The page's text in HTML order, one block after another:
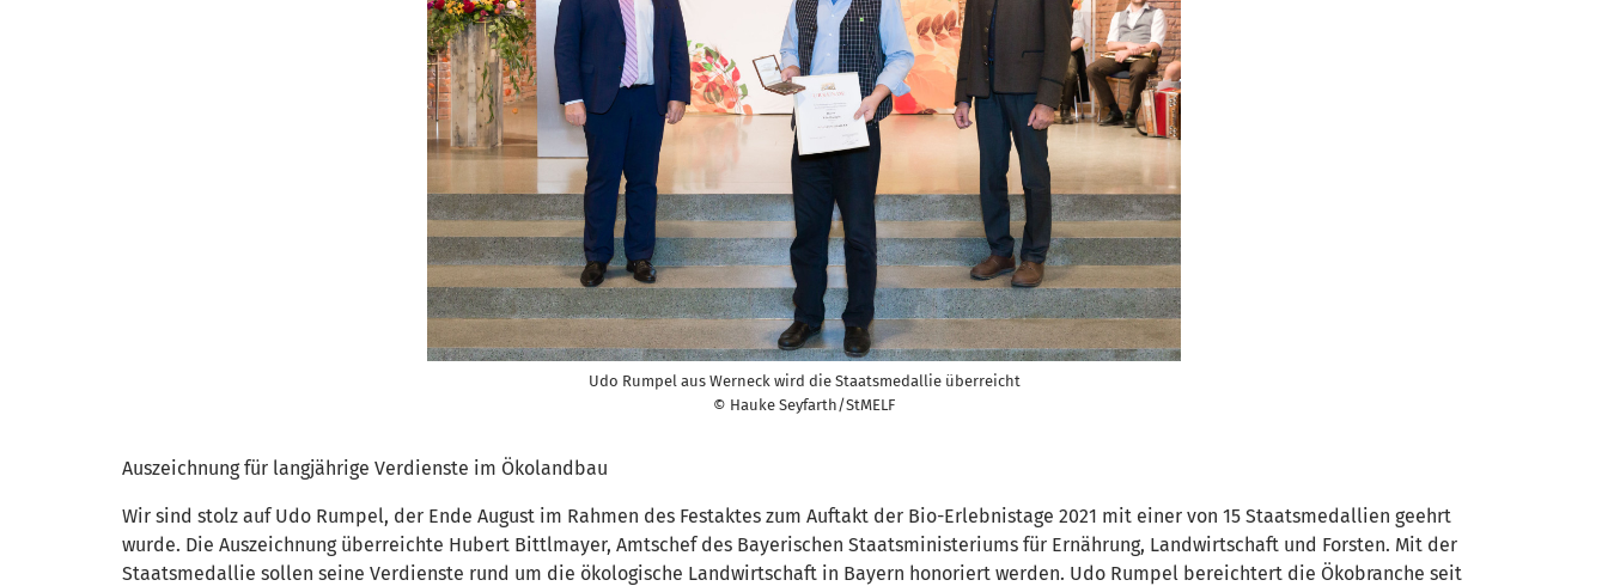
Udo Rumpel aus Werneck wird die Staatsmedallie überreicht
© Hauke Seyfarth/StMELF
Auszeichnung für langjährige Verdienste im Ökolandbau
Wir sind stolz auf Udo Rumpel, der Ende August im Rahmen des Festaktes zum Auftakt der Bio-Erlebnistage 2021 mit einer von 15 Staatsmedallien geehrt
wurde. Die Auszeichnung überreichte Hubert Bittlmayer, Amtschef des Bayerischen Staatsministeriums für Ernährung, Landwirtschaft und Forsten. Mit der
Staatsmedallie sollen seine Verdienste rund um die ökologische Landwirtschaft in Bayern honoriert werden. Udo Rumpel bereichtert die Ökobranche seit